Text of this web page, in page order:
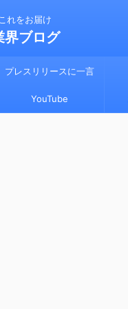
れをお届け
界ブログ
プレスリリースに一言
YouTube